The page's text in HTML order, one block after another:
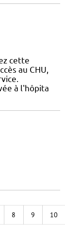
cette
au CHU,
à l'hôpita
8 9 10